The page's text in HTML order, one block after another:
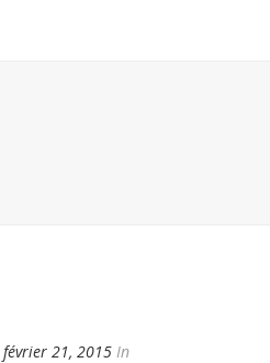
février 21, 2015 In